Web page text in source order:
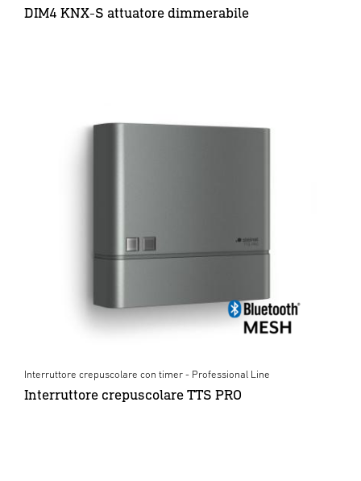
DIM4 KNX-S attuatore dimmerabile
Interruttore crepuscolare con timer - Professional Line
Interruttore crepuscolare TTS PRO